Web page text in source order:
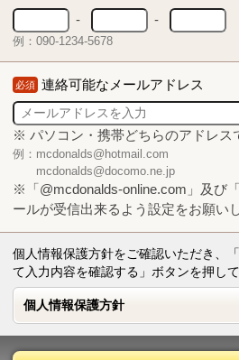
-
-
例：090-1234-5678
必須 連絡可能なメールアドレス
※ パソコン・携帯どちらのアドレス
例：mcdonalds@hotmail.com
mcdonalds@docomo.ne.jp
※「@mcdonalds-online.com」及び
ールが受信出来るよう設定をお願い
個人情報保護方針をご確認いただき、
て入力内容を確認する」ボタンを押して
個人情報保護方針
個人情報保護方針